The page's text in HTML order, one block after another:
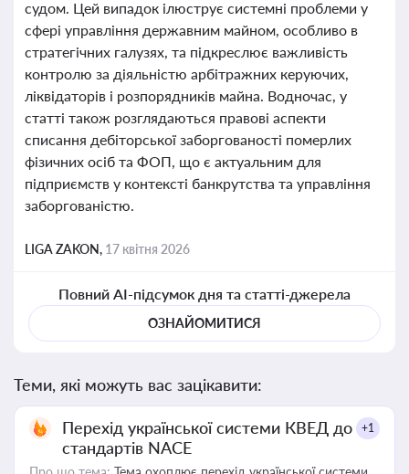
судом. Цей випадок ілюструє системні проблеми у
сфері управління державним майном, особливо в
стратегічних галузях, та підкреслює важливість
контролю за діяльністю арбітражних керуючих,
ліквідаторів і розпорядників майна. Водночас, у
статті також розглядаються правові аспекти
списання дебіторської заборгованості померлих
фізичних осіб та ФОП, що є актуальним для
підприємств у контексті банкрутства та управління
заборгованістю.
LIGA ZAKON, 17 квітня 2026
Повний AI-підсумок дня та статті-джерела
ОЗНАЙОМИТИСЯ
Теми, які можуть вас зацікавити:
Перехід української системи КВЕД до
стандартів NACE
+1